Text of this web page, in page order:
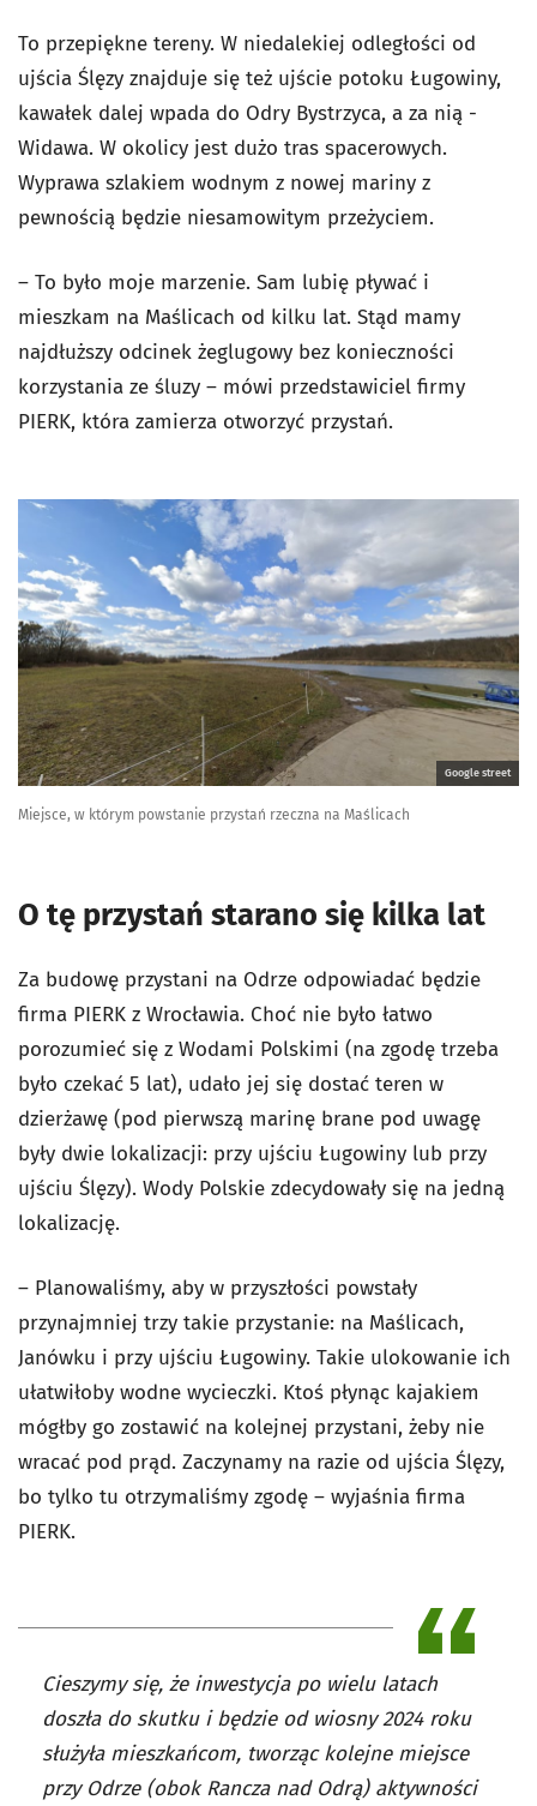
To przepiękne tereny. W niedalekiej odległości od
ujścia Ślęzy znajduje się też ujście potoku Ługowiny,
kawałek dalej wpada do Odry Bystrzyca, a za nią -
Widawa. W okolicy jest dużo tras spacerowych.
Wyprawa szlakiem wodnym z nowej mariny z
pewnością będzie niesamowitym przeżyciem.
– To było moje marzenie. Sam lubię pływać i
mieszkam na Maślicach od kilku lat. Stąd mamy
najdłuższy odcinek żeglugowy bez konieczności
korzystania ze śluzy – mówi przedstawiciel firmy
PIERK, która zamierza otworzyć przystań.
Google street
Miejsce, w którym powstanie przystań rzeczna na Maślicach
O tę przystań starano się kilka lat
Za budowę przystani na Odrze odpowiadać będzie
firma PIERK z Wrocławia. Choć nie było łatwo
porozumieć się z Wodami Polskimi (na zgodę trzeba
było czekać 5 lat), udało jej się dostać teren w
dzierżawę (pod pierwszą marinę brane pod uwagę
były dwie lokalizacji: przy ujściu Ługowiny lub przy
ujściu Ślęzy). Wody Polskie zdecydowały się na jedną
lokalizację.
– Planowaliśmy, aby w przyszłości powstały
przynajmniej trzy takie przystanie: na Maślicach,
Janówku i przy ujściu Ługowiny. Takie ulokowanie ich
ułatwiłoby wodne wycieczki. Ktoś płynąc kajakiem
mógłby go zostawić na kolejnej przystani, żeby nie
wracać pod prąd. Zaczynamy na razie od ujścia Ślęzy,
bo tylko tu otrzymaliśmy zgodę – wyjaśnia firma
PIERK.
Cieszymy się, że inwestycja po wielu latach
doszła do skutku i będzie od wiosny 2024 roku
służyła mieszkańcom, tworząc kolejne miejsce
przy Odrze (obok Rancza nad Odrą) aktywności